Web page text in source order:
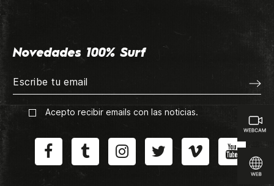
Novedades 100% Surf
Acepto recibir emails con las noticias.